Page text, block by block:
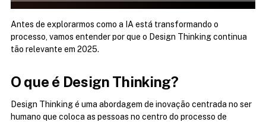
Antes de explorarmos como a IA está transformando o
processo, vamos entender por que o Design Thinking continua
tão relevante em 2025.
O que é Design Thinking?
Design Thinking é uma abordagem de inovação centrada no ser
humano que coloca as pessoas no centro do processo de